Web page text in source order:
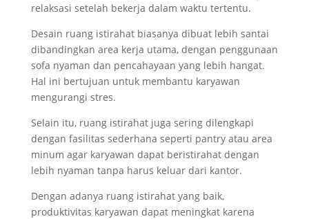
relaksasi setelah bekerja dalam waktu tertentu.
Desain ruang istirahat biasanya dibuat lebih santai
dibandingkan area kerja utama, dengan penggunaan
sofa nyaman dan pencahayaan yang lebih hangat.
Hal ini bertujuan untuk membantu karyawan
mengurangi stres.
Selain itu, ruang istirahat juga sering dilengkapi
dengan fasilitas sederhana seperti pantry atau area
minum agar karyawan dapat beristirahat dengan
lebih nyaman tanpa harus keluar dari kantor.
Dengan adanya ruang istirahat yang baik,
produktivitas karyawan dapat meningkat karena